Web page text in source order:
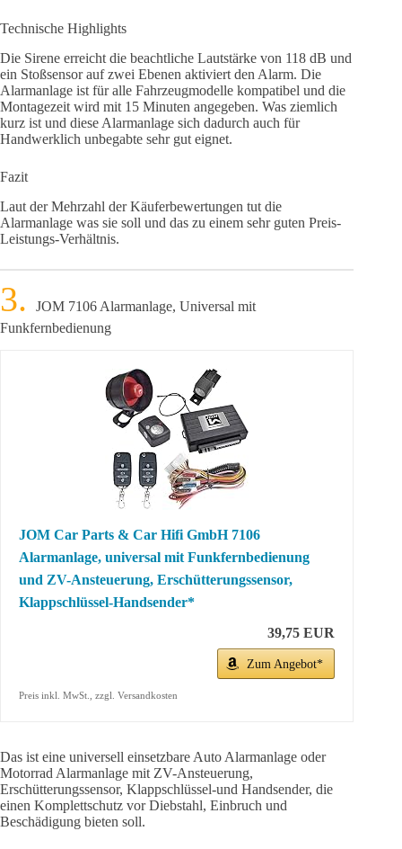
Technische Highlights
Die Sirene erreicht die beachtliche Lautstärke von 118 dB und
ein Stoßsensor auf zwei Ebenen aktiviert den Alarm. Die
Alarmanlage ist für alle Fahrzeugmodelle kompatibel und die
Montagezeit wird mit 15 Minuten angegeben. Was ziemlich
kurz ist und diese Alarmanlage sich dadurch auch für
Handwerklich unbegabte sehr gut eignet.
Fazit
Laut der Mehrzahl der Käuferbewertungen tut die
Alarmanlage was sie soll und das zu einem sehr guten Preis-
Leistungs-Verhältnis.
JOM 7106 Alarmanlage, Universal mit
Funkfernbedienung
JOM Car Parts & Car Hifi GmbH 7106
Alarmanlage, universal mit Funkfernbedienung
und ZV-Ansteuerung, Erschütterungssensor,
Klappschlüssel-Handsender*
39,75 EUR
Zum Angebot*
Preis inkl. MwSt., zzgl. Versandkosten
Das ist eine universell einsetzbare Auto Alarmanlage oder
Motorrad Alarmanlage mit ZV-Ansteuerung,
Erschütterungssensor, Klappschlüssel-und Handsender, die
einen Komplettschutz vor Diebstahl, Einbruch und
Beschädigung bieten soll.